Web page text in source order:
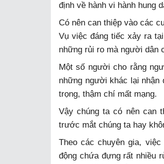
định về hành vi hành hung
Có nên can thiệp vào các
Vụ việc đáng tiếc xảy ra
những rủi ro mà người dân
Một số người cho rằng
những người khác lại nhận
trọng, thậm chí mất mạng.
Vậy chúng ta có nên can
trước mắt chúng ta hay
Theo các chuyên gia,
động chứa đựng rất nhiều